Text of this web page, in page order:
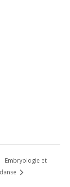
Embryologie et
danse